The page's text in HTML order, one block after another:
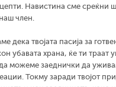
Навистина сме среќни
член.
дека твојата пасија за
убавата храна, ќе ти траат
можеме заеднички да
Токму заради твојот